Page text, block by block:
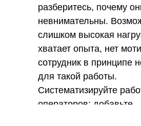
разберитесь, почему
невнимательны.
слишком высокая
хватает опыта, нет
сотрудник в принципе
для такой работы.
Систематизируйте
операторов: добавьте